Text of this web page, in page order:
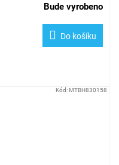
Bude vyrobeno
Do košíku
Kód:MTBH830158